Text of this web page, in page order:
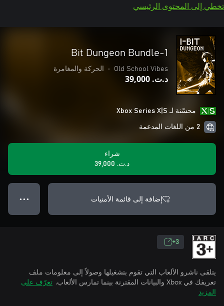
تخطي إلى المحتوى الرئيسي
1-Bit Dungeon Bundle
Old School Vibes
• الحركة والمغامرة
د.ت.‏ 39,000
محسّنة لـ Xbox Series X|S
2 من اللغات المدعمة
شراء
د.ت.‏ 39,000
إضافة إلى قائمة الأمنيات ● ● ●
3+
يتلقى ناشرو الألعاب التي تقوم بتشغيلها وصولاً إلى معلومات ملف
تعريفك في Xbox والبيانات المقترنة بينما تمارس الألعاب.
تعرّف على
المزيد